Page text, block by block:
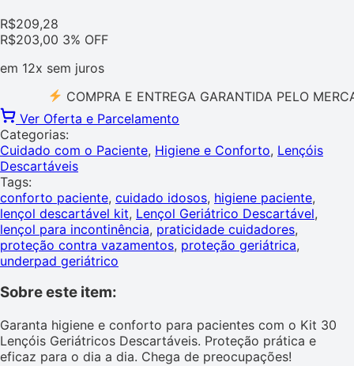
R$209,28
R$203,00 3% OFF
em 12x sem juros
COMPRA E ENTREGA GARANTIDA PELO MERCADO
Ver Oferta e Parcelamento
Categorias:
Cuidado com o Paciente, Higiene e Conforto, Lençóis
Descartáveis
Tags:
conforto paciente, cuidado idosos, higiene paciente,
lençol descartável kit, Lençol Geriátrico Descartável,
lençol para incontinência, praticidade cuidadores,
proteção contra vazamentos, proteção geriátrica,
underpad geriátrico
Sobre este item:
Garanta higiene e conforto para pacientes com o Kit 30
Lençóis Geriátricos Descartáveis. Proteção prática e
eficaz para o dia a dia. Chega de preocupações!